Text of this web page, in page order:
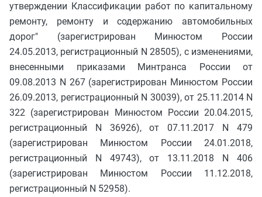
утверждении Классификации работ по капитальному
ремонту, ремонту и содержанию автомобильных
дорог" (зарегистрирован Минюстом России
24.05.2013, регистрационный N 28505), с изменениями,
внесенными приказами Минтранса России от
09.08.2013 N 267 (зарегистрирован Минюстом России
26.09.2013, регистрационный N 30039), от 25.11.2014 N
322 (зарегистрирован Минюстом России 20.04.2015,
регистрационный N 36926), от 07.11.2017 N 479
(зарегистрирован Минюстом России 24.01.2018,
регистрационный N 49743), от 13.11.2018 N 406
(зарегистрирован Минюстом России 11.12.2018,
регистрационный N 52958).